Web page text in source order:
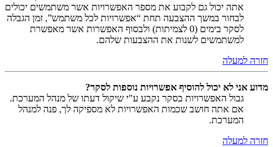
אתה יכול גם לקבוע את מספר האפשרויות אשר משתמשים יכולים
לבחור במשך ההצבעה תחת “אפשרויות לכל משתמש”, זמן הגבלה
לסקר בימים (0 לצמיתות) ולבסוף האפשרות אשר מאפשרת
למשתמשים לשנות את ההצבעות שלהם.
חזרה למעלה
מדוע אני לא יכול להוסיף אפשרויות נוספות לסקר?
גבול האפשרויות בסקר נקבע ע"י שיקול דעתו של מנהל המערכת.
אם אתה חושב שכמות האפשרויות לא מספיקה לך, פנה למנהל
המערכת.
חזרה למעלה